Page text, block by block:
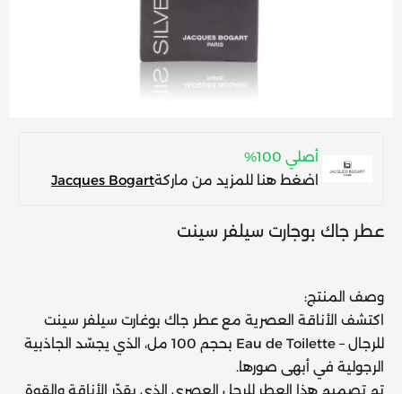
أصلي 100%
اضغط هنا للمزيد من ماركةJacques Bogart
عطر جاك بوجارت سيلفر سينت
وصف المنتج:
اكتشف الأناقة العصرية مع عطر جاك بوغارت سيلفر سينت
للرجال – Eau de Toilette بحجم 100 مل
، الذي يجسّد الجاذبية
الرجولية في أبهى صورها.
تم تصميم هذا العطر للرجل العصري الذي يقدّر الأناقة والقوة